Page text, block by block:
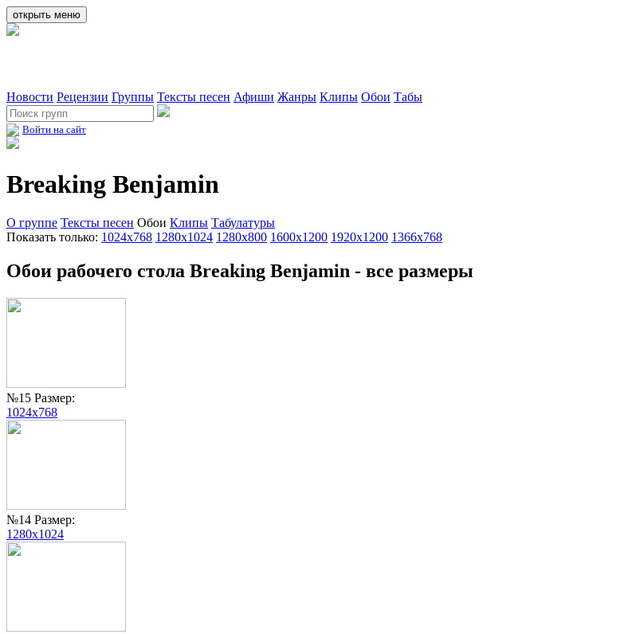
открыть меню
Новости Рецензии Группы Тексты песен Афиши Жанры Клипы Обои Табы
Войти на сайт
Breaking Benjamin
О группе Тексты песен Обои Клипы Табулатуры
Показать только: 1024x768 1280x1024 1280x800 1600x1200 1920x1200 1366x768
Обои рабочего стола Breaking Benjamin - все размеры
№15 Размер:
1024x768
№14 Размер:
1280x1024